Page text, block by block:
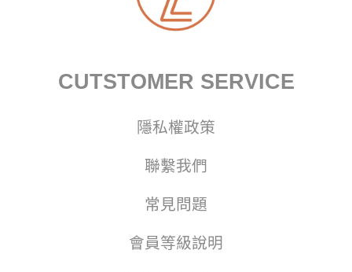
CUTSTOMER SERVICE
隱私權政策
聯繫我們
常見問題
會員等級說明